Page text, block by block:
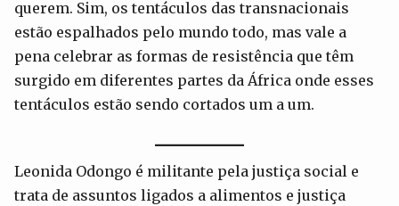
querem. Sim, os tentáculos das transnacionais
estão espalhados pelo mundo todo, mas vale a
pena celebrar as formas de resistência que têm
surgido em diferentes partes da África onde esses
tentáculos estão sendo cortados um a um.
Leonida Odongo é militante pela justiça social e
trata de assuntos ligados a alimentos e justiça